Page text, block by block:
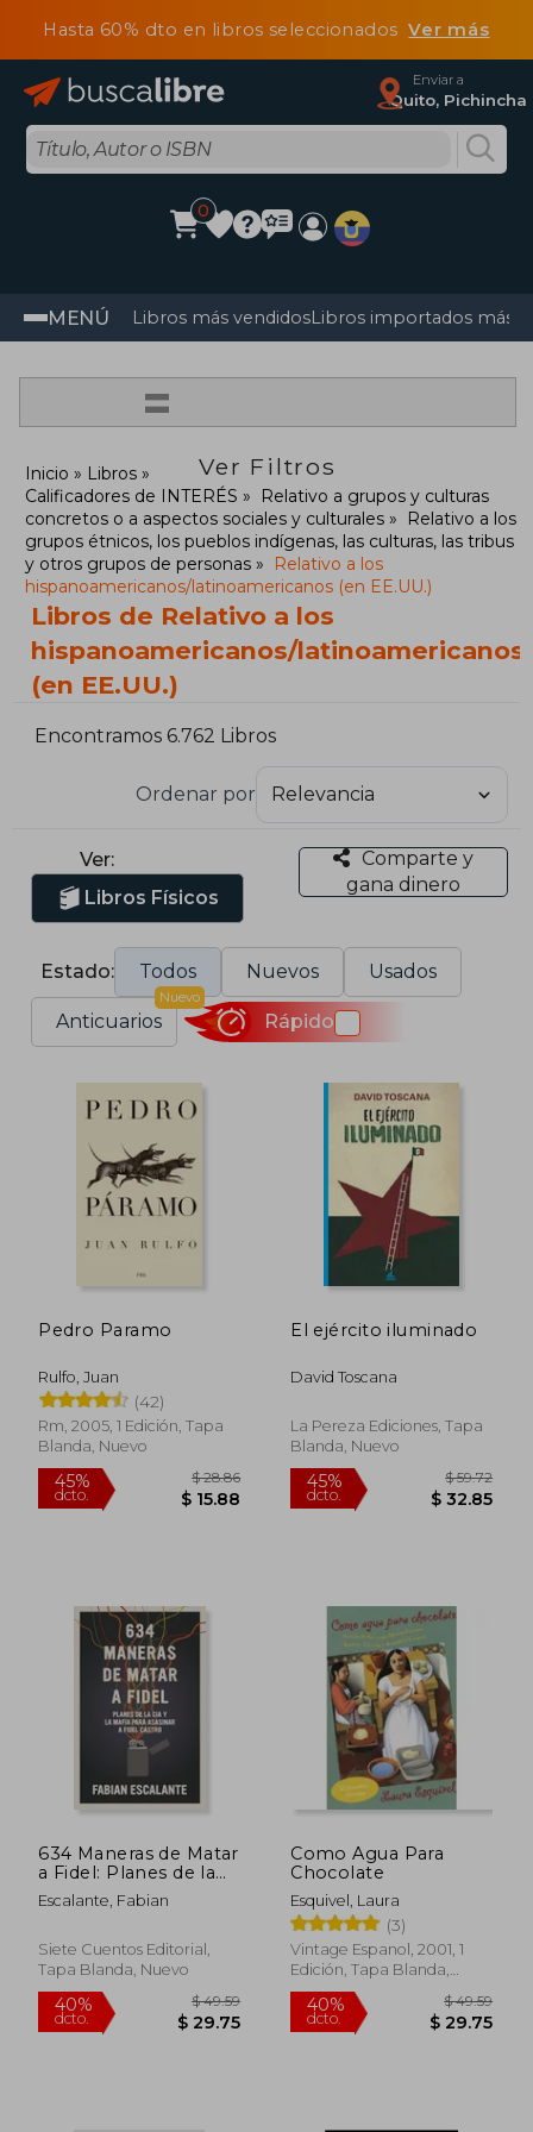
Hasta 60% dto en libros seleccionadosVer más
Enviar a
Quito, Pichincha
0
MENÚ Libros más vendidosLibros importados más
=
Ver Filtros
Inicio
Libros
Calificadores de INTERÉS
Relativo a grupos y culturas
concretos o a aspectos sociales y culturales
Relativo a los
grupos étnicos, los pueblos indígenas, las culturas, las tribus
y otros grupos de personas
Relativo a los
hispanoamericanos/latinoamericanos (en EE.UU.)
Libros de Relativo a los
hispanoamericanos/latinoamericanos
(en EE.UU.)
Encontramos 6.762 Libros
Ordenar por
Ver:
Libros Físicos
Comparte y
gana dinero
Estado: Todos Nuevos Usados
Anticuarios
Nuevo
Rápido
Pedro Paramo
Rulfo, Juan
(42)
Rm, 2005, 1 Edición, Tapa
Blanda, Nuevo
45%
El ejército iluminado
David Toscana
La Pereza Ediciones, Tapa
Blanda, Nuevo
45%
dcto.
634 Maneras de Matar
a Fidel: Planes de la
cia y la Mafia Para
Asesinar a Fidel
Escalante, Fabian
Siete Cuentos Editorial,
Tapa Blanda, Nuevo
Como Agua Para
Chocolate
Esquivel, Laura
(3)
Vintage Espanol, 2001, 1
Edición, Tapa Blanda,
Nuevo